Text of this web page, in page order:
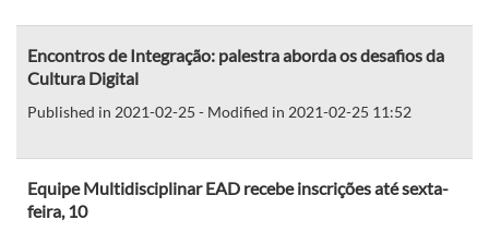
Encontros de Integração: palestra aborda os desafios da
Cultura Digital
Published in 2021-02-25 - Modified in 2021-02-25 11:52
Equipe Multidisciplinar EAD recebe inscrições até sexta-
feira, 10